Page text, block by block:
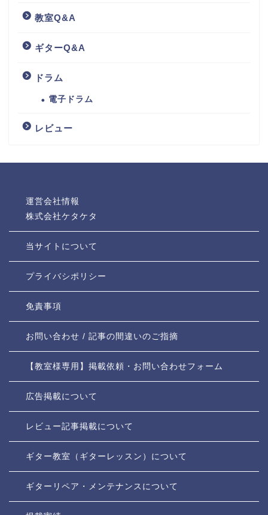
教室Q&A
ギターQ&A
ドラム
電子ドラム
レビュー
運営会社情報
株式会社ケタケタ
当サイトについて
プライバシポリシー
免責事項
お問い合わせ / 記事の間違いのご指摘
【教室様専用】掲載依頼・お問い合わせフォーム
広告掲載について
レビュー記事掲載について
ギター教室（ギターレッスン）について
ギターリペア・メンテナンスについて